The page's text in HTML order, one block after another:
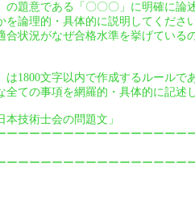
の題意である「〇〇〇」に明確に
を論理的・具体的に説明してくださ
状況がなぜ合格水準を挙げている
は1800文字以内で作成するルール
全ての事項を網羅的・具体的に記述
本技術士会の問題文」
ーーーーーーーーーーーーーーー
ーーーーーーーーーーーーーーー